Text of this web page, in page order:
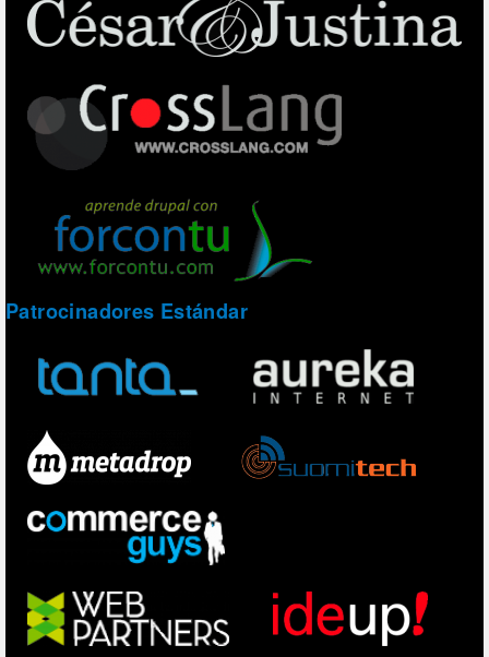
Patrocinadores Estándar